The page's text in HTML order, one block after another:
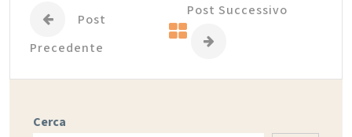
Post
Precedente
Post Successivo
Cerca